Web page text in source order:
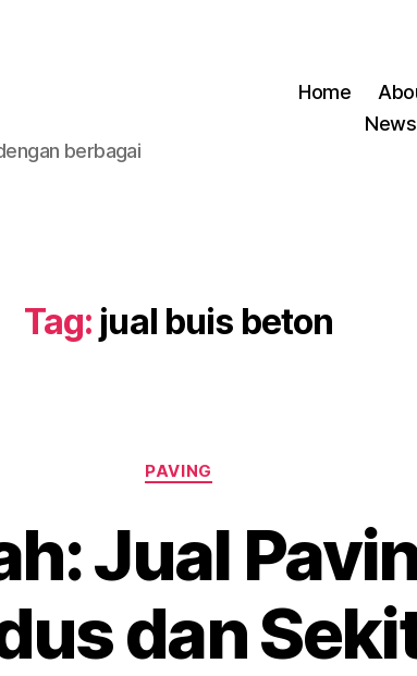
berbagai
Home
News
Tag: jual buis beton
Kategori
PAVING
Jual
dan